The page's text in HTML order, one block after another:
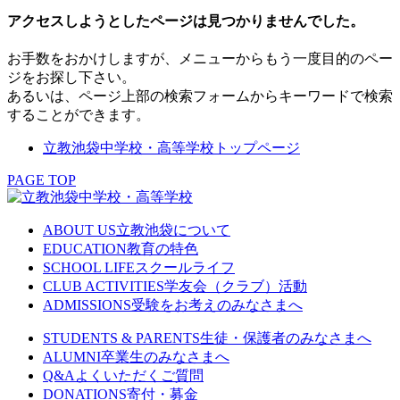
アクセスしようとしたページは見つかりませんでした。
お手数をおかけしますが、メニューからもう一度目的のペー
ジをお探し下さい。
あるいは、ページ上部の検索フォームからキーワードで検索
することができます。
立教池袋中学校・高等学校トップページ
PAGE TOP
ABOUT US立教池袋について
EDUCATION教育の特色
SCHOOL LIFEスクールライフ
CLUB ACTIVITIES学友会（クラブ）活動
ADMISSIONS受験をお考えのみなさまへ
STUDENTS & PARENTS生徒・保護者のみなさまへ
ALUMNI卒業生のみなさまへ
Q&A よくいただくご質問
DONATIONS寄付・募金